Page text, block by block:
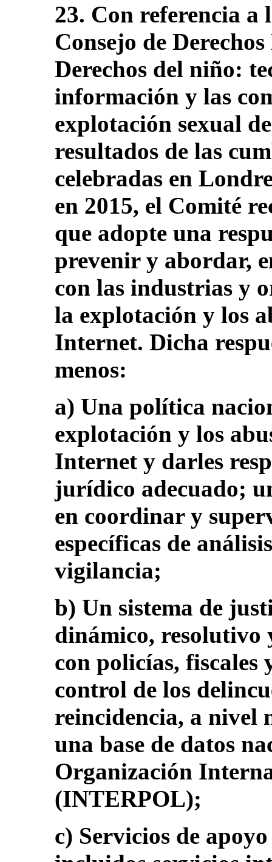
23. Con referencia a
Consejo de
Derechos del niño:
información y las
explotación sexual
resultados de las
celebradas en
en 2015, el Comité
que adopte una
prevenir y abordar,
con las industrias y
la explotación y los
Internet. Dicha
menos:
a) Una política
explotación y los
Internet y darles
jurídico adecuado;
en coordinar y
específicas de
vigilancia;
b) Un sistema de
dinámico, resolutivo
con policías, fiscales
control de los
reincidencia, a nivel
una base de datos
Organización
(INTERPOL);
c) Servicios de